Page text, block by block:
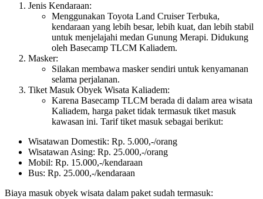
Jenis Kendaraan:
Menggunakan Toyota Land Cruiser Terbuka,
kendaraan yang lebih besar, lebih kuat, dan lebih stabil
untuk menjelajahi medan Gunung Merapi. Didukung
oleh Basecamp TLCM Kaliadem.
Masker:
Silakan membawa masker sendiri untuk kenyamanan
selama perjalanan.
Tiket Masuk Obyek Wisata Kaliadem:
Karena Basecamp TLCM berada di dalam area wisata
Kaliadem, harga paket tidak termasuk tiket masuk
kawasan ini. Tarif tiket masuk sebagai berikut:
Wisatawan Domestik: Rp. 5.000,-/orang
Wisatawan Asing: Rp. 25.000,-/orang
Mobil: Rp. 15.000,-/kendaraan
Bus: Rp. 25.000,-/kendaraan
Biaya masuk obyek wisata dalam paket sudah termasuk: